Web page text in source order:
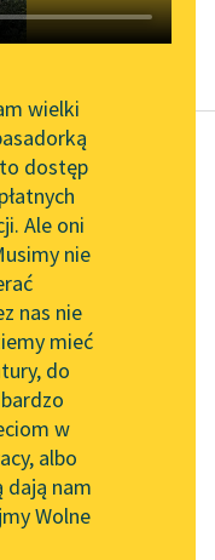
brak utworu
Wolnych Lektur
dla piszących i
PMH
Wolnych Lektur
wielki
dostęp
Ale oni
nie
nas nie
mieć
do
w
albo
dają nam
Wolne
Gabryjele,
jest ono twe
mi go obiecował
wiele...
więcej